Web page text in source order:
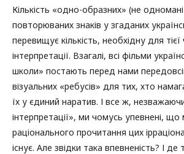
Кількість «одно-образних» (не
повторюваних знаків у згаданих
перевищує кількість, необхідну для тієї
інтерпретації. Взагалі, всі фільми
школи» постають перед нами
візуальних «ребусів» для тих, хто
їх у єдиний наратив. І все ж,
інтерпретації», ми чомусь упевнені, що
раціонального прочитання цих
існує. Але звідки така впевненість? І